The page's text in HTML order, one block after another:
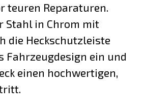
teuren Reparaturen.
Stahl in Chrom mit
die Heckschutzleiste
Fahrzeugdesign ein und
einen hochwertigen,